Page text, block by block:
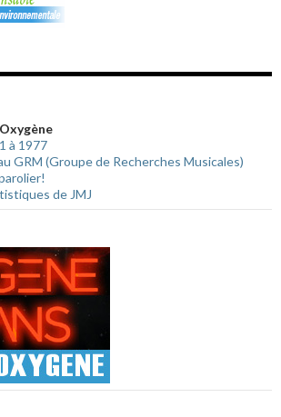
à 1977
GRM (Groupe de Recherches Musicales)
de JMJ